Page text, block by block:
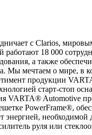
с Clarios,
18 000
а также
мечтаем о мире, в
продукции
старт-стоп
Automotive
PowerFrame®,
необходимой
руля или